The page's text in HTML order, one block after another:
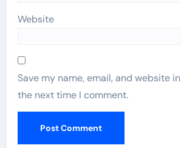
Website
Save my name, email, and website
the next time I comment.